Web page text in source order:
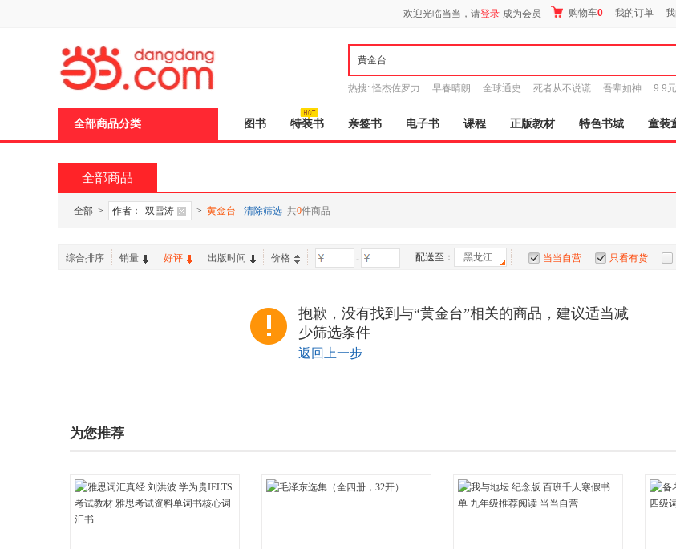
欢迎光临当当，请登录 成为会员 购物车0 我的订单
热搜: 怪杰佐罗力 早春晴朗 全球通史 死者从不说谎 吾辈如神 9.9
全部商品分类 图书 特装书 亲签书 电子书 课程 正版教材 特色书城 童装
全部商品
全部 > 作者： 双雪涛 > 黄金台 清除筛选 共0件商品
综合排序 销量 好评 出版时间 价格 - 配送至： 黑龙江 当当自营 只看有货
抱歉，没有找到与“黄金台”相关的商品，建议适当减
少筛选条件
返回上一步
为您推荐
页